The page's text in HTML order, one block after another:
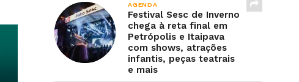
AGENDA
Festival Sesc de Inverno
chega à reta final em
Petrópolis e Itaipava
com shows, atrações
infantis, peças teatrais
e mais